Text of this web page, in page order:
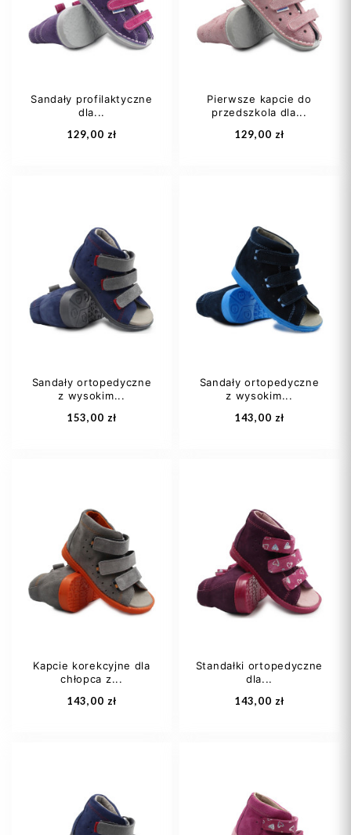
29 +3
Dodaj do koszyka
29
Dodaj do koszyka
Sandały profilaktyczne
dla...
129,00 zł
21
23
24
25 +4
Dodaj do koszyka
Pierwsze kapcie do
przedszkola dla...
129,00 zł
23
24
25 +8
Dodaj do koszyka
Sandały ortopedyczne
z wysokim...
153,00 zł
28
29
31
32
Dodaj do koszyka
Sandały ortopedyczne
z wysokim...
143,00 zł
21
22
23
24 +12
Dodaj do koszyka
Kapcie korekcyjne dla
chłopca z...
143,00 zł
Standałki ortopedyczne
dla...
143,00 zł